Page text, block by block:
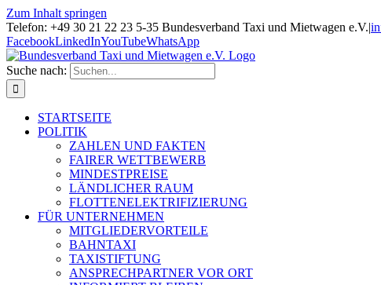
Zum Inhalt springen
Telefon: +49 30 21 22 23 5-35 Bundesverband Taxi und Mietwagen e.V.|
FacebookLinkedInYouTubeWhatsApp
Suche nach:
STARTSEITE
POLITIK
ZAHLEN UND FAKTEN
FAIRER WETTBEWERB
MINDESTPREISE
LÄNDLICHER RAUM
FLOTTENELEKTRIFIZIERUNG
FÜR UNTERNEHMEN
MITGLIEDERVORTEILE
BAHNTAXI
TAXISTIFTUNG
ANSPRECHPARTNER VOR ORT